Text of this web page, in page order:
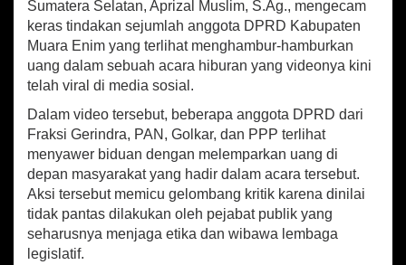
-
R
I
K
e
a
m
K
e
r
a
s
A
sA
p
p
o
o
k
l
e
Sumatera Selatan, Aprizal Muslim, S.Ag., mengecam
keras tindakan sejumlah anggota DPRD Kabupaten
Muara Enim yang terlihat menghambur-hamburkan
uang dalam sebuah acara hiburan yang videonya kini
telah viral di media sosial.
Dalam video tersebut, beberapa anggota DPRD dari
Fraksi Gerindra, PAN, Golkar, dan PPP terlihat
menyawer biduan dengan melemparkan uang di
depan masyarakat yang hadir dalam acara tersebut.
Aksi tersebut memicu gelombang kritik karena dinilai
tidak pantas dilakukan oleh pejabat publik yang
seharusnya menjaga etika dan wibawa lembaga
legislatif.